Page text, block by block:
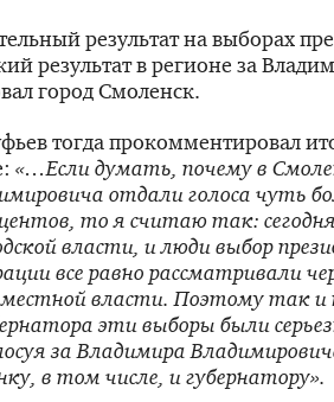
результат на выборах
результат в регионе за
город Смоленск.
тогда прокомментировал
«…Если думать, почему в
отдали голоса чуть
то я считаю так:
власти, и люди выбор
все равно рассматривали
власти. Поэтому так и
эти выборы были
за Владимира
в том числе, и губернатору».